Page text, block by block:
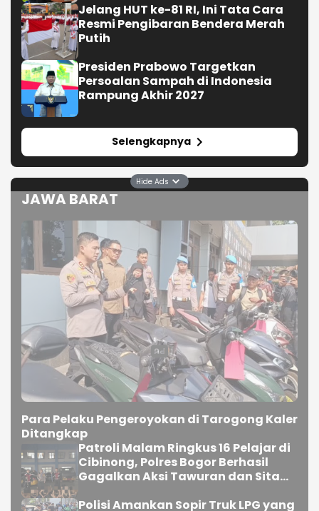
Jelang HUT ke-81 RI, Ini Tata Cara
Resmi Pengibaran Bendera Merah
Putih
Presiden Prabowo Targetkan
Persoalan Sampah di Indonesia
Rampung Akhir 2027
Selengkapnya
JAWA BARAT
Para Pelaku Pengeroyokan di Tarogong Kaler
Ditangkap
Patroli Malam Ringkus 16 Pelajar di
Cibinong, Polres Bogor Berhasil
Gagalkan Aksi Tawuran dan Sita
Polisi Amankan Sopir Truk LPG yang
Hide Ads